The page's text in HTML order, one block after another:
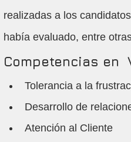
realizadas a los
había evaluado, entre
Competencias en
Tolerancia a la
Desarrollo de
Atención al Cliente